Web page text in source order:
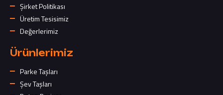
Şirket Politikası
Üretim Tesisimiz
Değerlerimiz
Ürünlerimiz
Parke Taşları
Şev Taşları